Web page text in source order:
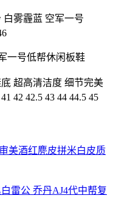
一号低帮休闲板鞋
超高清洁度 细节完美
42 42.5 43 44 44.5 45
美酒红麂皮拼米白皮质
白雷公 乔丹AJ4代中帮复